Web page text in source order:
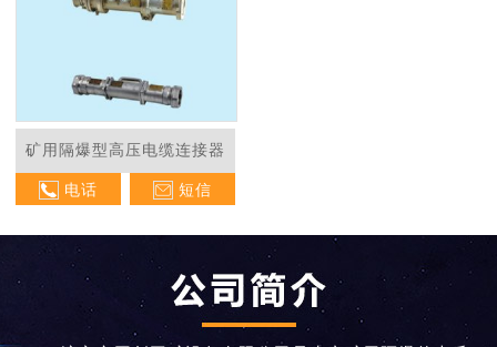
矿用隔爆型高压电缆连接器
电话 短信